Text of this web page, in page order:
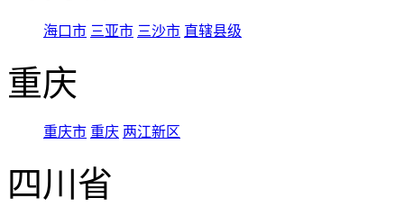
海口市 三亚市 三沙市 直辖县级
重庆
重庆市 重庆 两江新区
四川省